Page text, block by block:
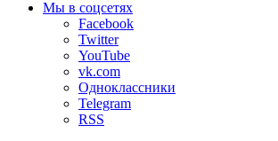
Мы в соцсетях
Facebook
Twitter
YouTube
vk.com
Одноклассники
Telegram
RSS